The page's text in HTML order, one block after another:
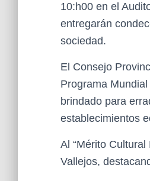
10:h00 en el
entregarán
sociedad.
El Consejo
Programa
brindado para
establecimientos
Al “Mérito
Vallejos,